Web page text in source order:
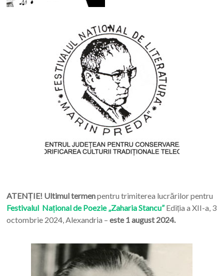
ATENȚIE! Ultimul termenpentru trimiterea lucrărilor pentru
Festivalul Național de Poezie „Zaharia Stancu”Ediția a XII-a, 3
octombrie 2024, Alexandria – este 1 august 2024.